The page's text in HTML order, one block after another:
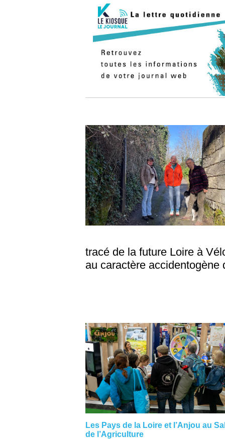
tracé de la future Loire à
au caractère accidentogène
Les Pays de la Loire et l’Anjou au
de l’Agriculture